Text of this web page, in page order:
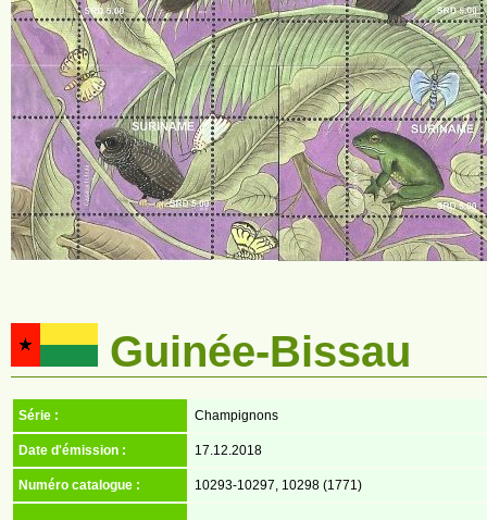
Guinée-Bissau
Série : Champignons
Date d'émission : 17.12.2018
Numéro catalogue : 10293-10297, 10298 (1771)